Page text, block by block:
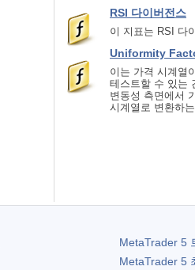
RSI 다이버전스
이 지표는 RSI 다
Uniformity
이는 가격 시계열
테스트할 수 있는
변동성 측면에서
시계열로 변환하
MetaTrader 5
MetaTrader 5